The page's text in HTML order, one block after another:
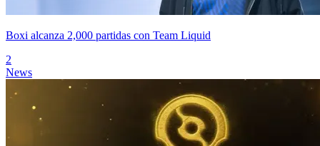
Boxi alcanza 2,000 partidas con Team Liquid
2
News